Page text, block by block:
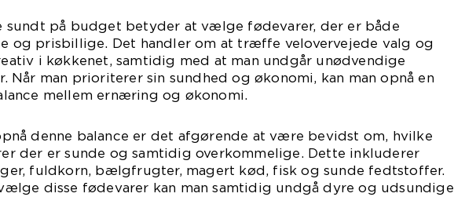
sundt på budget betyder at vælge fødevarer, der er både
og prisbillige. Det handler om at træffe velovervejede valg og
i køkkenet, samtidig med at man undgår unødvendige
Når man prioriterer sin sundhed og økonomi, kan man opnå en
mellem ernæring og økonomi.
denne balance er det afgørende at være bevidst om, hvilke
der er sunde og samtidig overkommelige. Dette inkluderer
fuldkorn, bælgfrugter, magert kød, fisk og sunde fedtstoffer.
disse fødevarer kan man samtidig undgå dyre og udsundige